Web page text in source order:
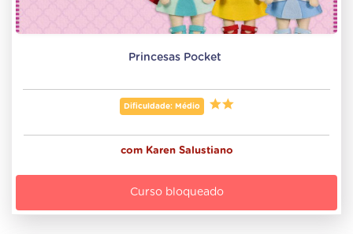
Princesas Pocket
Dificuldade: Médio
com Karen Salustiano
Curso bloqueado